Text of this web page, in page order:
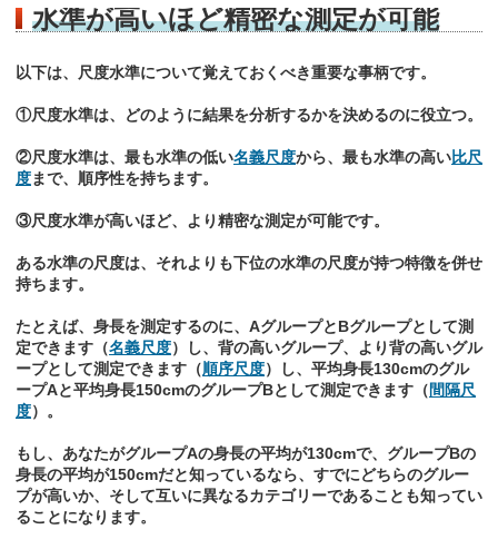
水準が高いほど精密な測定が可能
以下は、尺度水準について覚えておくべき重要な事柄です。
①尺度水準は、どのように結果を分析するかを決めるのに役立つ。
②尺度水準は、最も水準の低い名義尺度から、最も水準の高い比尺
度まで、順序性を持ちます。
③尺度水準が高いほど、より精密な測定が可能です。
ある水準の尺度は、それよりも下位の水準の尺度が持つ特徴を併せ
持ちます。
たとえば、身長を測定するのに、AグループとBグループとして測
定できます（名義尺度）し、背の高いグループ、より背の高いグル
ープとして測定できます（順序尺度）し、平均身長130cmのグル
ープAと平均身長150cmのグループBとして測定できます（間隔尺
度）。
もし、あなたがグループAの身長の平均が130cmで、グループBの
身長の平均が150cmだと知っているなら、すでにどちらのグルー
プが高いか、そして互いに異なるカテゴリーであることも知ってい
ることになります。